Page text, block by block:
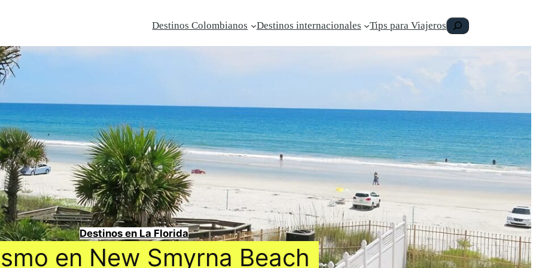
Destinos Colombianos Destinos internacionales Tips para ViajerosBuscar
Destinos en La Florida
en New Smyrna Beach